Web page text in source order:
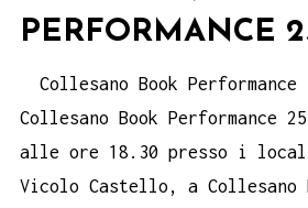
PERFORMANCE
Collesano Book Performance
Collesano Book Performance
alle ore 18.30 presso i locali
Vicolo Castello, a Collesano